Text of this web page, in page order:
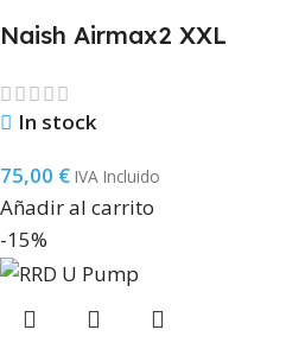
Naish Airmax2 XXL
In stock
75,00 € IVA Incluido
Añadir al carrito
-15%